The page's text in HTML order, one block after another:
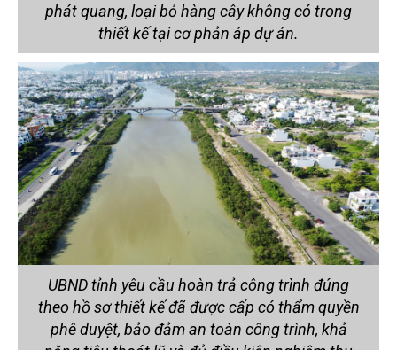
phát quang, loại bỏ hàng cây không có trong
thiết kế tại cơ phản áp dự án.
UBND tỉnh yêu cầu hoàn trả công trình đúng
theo hồ sơ thiết kế đã được cấp có thẩm quyền
phê duyệt, bảo đảm an toàn công trình, khả